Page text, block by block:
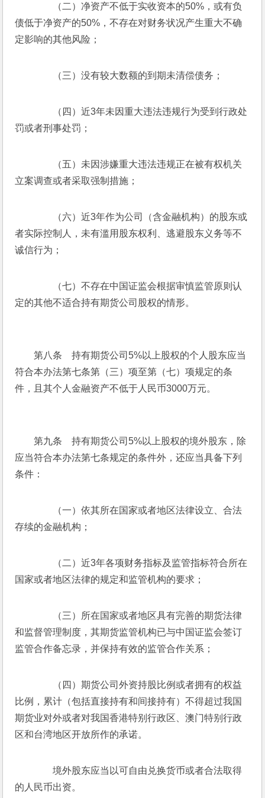
（二）净资产不低于实收资本的50%，或有负
债低于净资产的50%，不存在对财务状况产生重大不确
定影响的其他风险；
（三）没有较大数额的到期未清偿债务；
（四）近3年未因重大违法违规行为受到行政处
罚或者刑事处罚；
（五）未因涉嫌重大违法违规正在被有权机关
立案调查或者采取强制措施；
（六）近3年作为公司（含金融机构）的股东或
者实际控制人，未有滥用股东权利、逃避股东义务等不
诚信行为；
（七）不存在中国证监会根据审慎监管原则认
定的其他不适合持有期货公司股权的情形。
第八条　持有期货公司5%以上股权的个人股东应当
符合本办法第七条第（三）项至第（七）项规定的条
件，且其个人金融资产不低于人民币3000万元。
第九条　持有期货公司5%以上股权的境外股东，除
应当符合本办法第七条规定的条件外，还应当具备下列
条件：
（一）依其所在国家或者地区法律设立、合法
存续的金融机构；
（二）近3年各项财务指标及监管指标符合所在
国家或者地区法律的规定和监管机构的要求；
（三）所在国家或者地区具有完善的期货法律
和监督管理制度，其期货监管机构已与中国证监会签订
监管合作备忘录，并保持有效的监管合作关系；
（四）期货公司外资持股比例或者拥有的权益
比例，累计（包括直接持有和间接持有）不得超过我国
期货业对外或者对我国香港特别行政区、澳门特别行政
区和台湾地区开放所作的承诺。
境外股东应当以可自由兑换货币或者合法取得
的人民币出资。